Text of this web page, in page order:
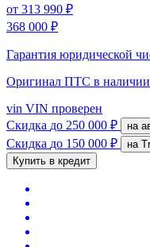
от 313 990 ₽
368 000 ₽
Гарантия юридической
Оригинал ПТС в наличии
vin VIN проверен
Скидка до 250 000 ₽
Скидка до 150 000 ₽
Купить в кредит